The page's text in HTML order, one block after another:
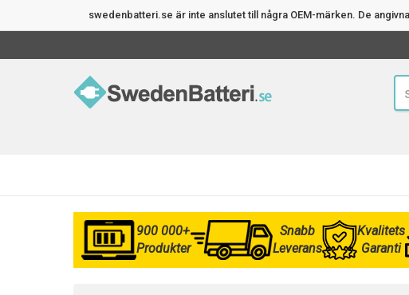
swedenbatteri.se är inte anslutet till några OEM-märken. De
900 000+
Produkter
Snabb
Leverans
Kvalitets
Garanti